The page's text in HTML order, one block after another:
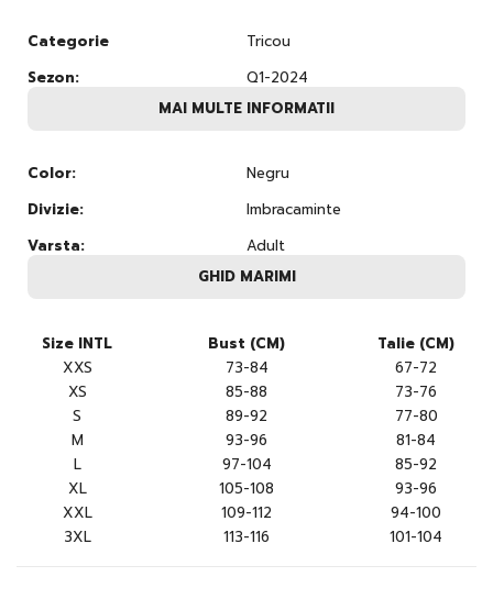
Categorie
Tricou
Sezon:
Q1-2024
MAI MULTE INFORMATII
Color:
Negru
Divizie:
Imbracaminte
Varsta:
Adult
GHID MARIMI
Size INTL Bust (CM)
Talie (CM)
XXS
73-84
67-72
XS
85-88
73-76
S
89-92
77-80
M
93-96
81-84
L
97-104
85-92
XL
105-108
93-96
XXL
109-112
94-100
3XL
113-116 101-104